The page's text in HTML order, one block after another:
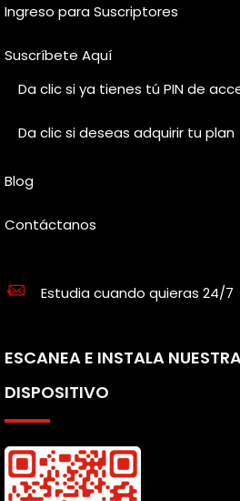
Ingreso para Suscriptores
Suscríbete Aquí
Da clic si ya tienes tú PIN de
Da clic si deseas adquirir tu plan
Blog
Contáctanos
Estudia cuando quieras 24/7
ESCANEA E INSTALA
DISPOSITIVO